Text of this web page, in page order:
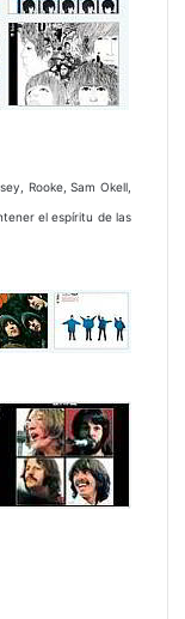
Rooke, Sam Okell,
el espíritu de las